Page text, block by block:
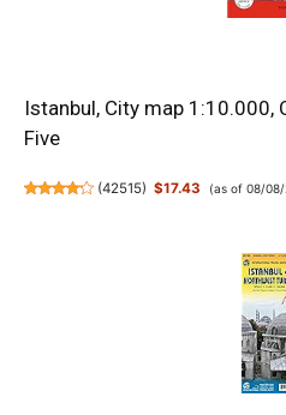
Istanbul, City map 1:10.000,
Five
(42515) $17.43 (as of 08/